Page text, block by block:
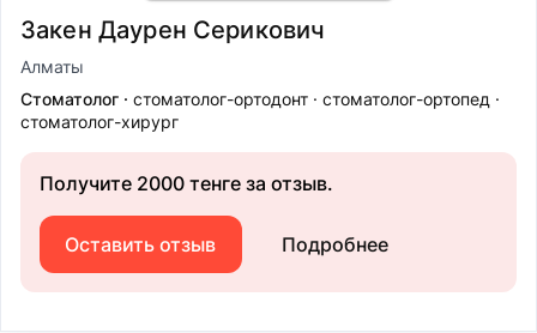
Закен Даурен Серикович
Алматы
Стоматолог
стоматолог-ортодонт
стоматолог-ортопед
стоматолог-хирург
Получите 2000 тенге за отзыв.
Оставить отзыв Подробнее